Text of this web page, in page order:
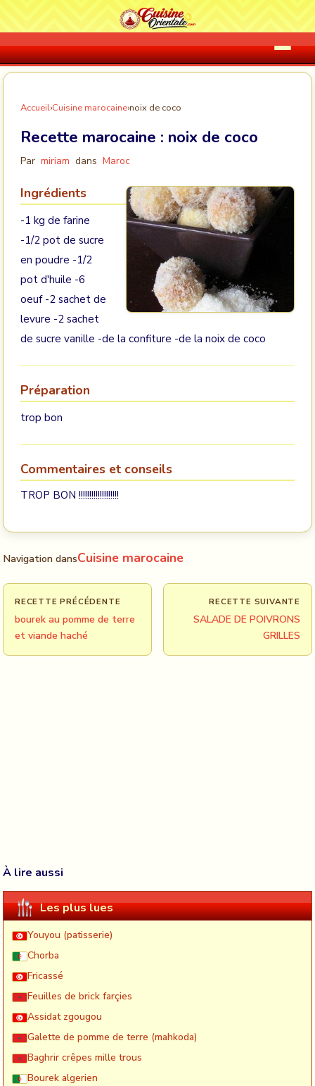
Accueil›Cuisine marocaine›noix de coco
Recette marocaine : noix de coco
Par miriam dans Maroc
Ingrédients
-1 kg de farine
-1/2 pot de sucre
en poudre -1/2
pot d'huile -6
oeuf -2 sachet de
levure -2 sachet
de sucre vanille -de la confiture -de la noix de coco
Préparation
trop bon
Commentaires et conseils
TROP BON !!!!!!!!!!!!!!!!!!!
Navigation dansCuisine marocaine
RECETTE PRÉCÉDENTE
bourek au pomme de terre
et viande haché
RECETTE SUIVANTE
SALADE DE POIVRONS
GRILLES
À lire aussi
Les plus lues
Youyou (patisserie)
Chorba
Fricassé
Feuilles de brick farçies
Assidat zgougou
Galette de pomme de terre (mahkoda)
Baghrir crêpes mille trous
Bourek algerien